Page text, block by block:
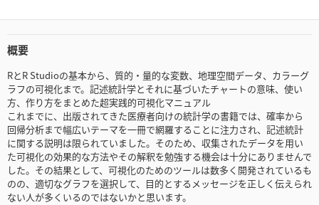
概要
RとR Studioの基本から、質的・量的な変数、地理空間データ、カラーグ
ラフの可視化まで。記述統計学とそれに基づいたチャートの意味、使い
方、作り方をまとめた超実践的可視化マニュアル
これまでに、出版されてきた医療者向けの統計学の書籍では、確率から
回帰分析まで幅広いテーマを一冊で網羅することに注力され、記述統計
に関する説明は限られていました。そのため、収集されたデータを用い
た可視化の効果的な方法やその解釈を勉強する機会は十分にありませんで
した。その結果として、可視化のためのツールは数多く開発されているも
のの、適切なグラフを選択して、目的とするメッセージを正しく伝えられ
ない人が多くいるのではないかと思います。